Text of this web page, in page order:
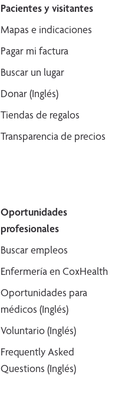
Pacientes y visitantes
Mapas e indicaciones
Pagar mi factura
Buscar un lugar
Donar (Inglés)
Tiendas de regalos
Transparencia de precios
Oportunidades
profesionales
Buscar empleos
Enfermería en CoxHealth
Oportunidades para
médicos (Inglés)
Voluntario (Inglés)
Frequently Asked
Questions (Inglés)